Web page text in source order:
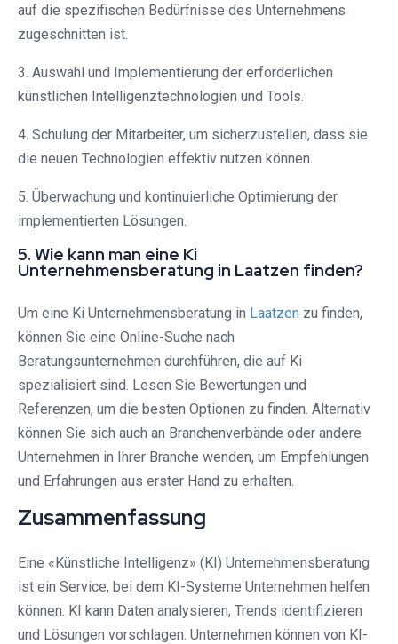
auf die spezifischen Bedürfnisse des Unternehmens
zugeschnitten ist.
3. Auswahl und Implementierung der erforderlichen
künstlichen Intelligenztechnologien und Tools.
4. Schulung der Mitarbeiter, um sicherzustellen, dass sie
die neuen Technologien effektiv nutzen können.
5. Überwachung und kontinuierliche Optimierung der
implementierten Lösungen.
5. Wie kann man eine Ki
Unternehmensberatung in Laatzen finden?
Um eine Ki Unternehmensberatung in Laatzen zu finden,
können Sie eine Online-Suche nach
Beratungsunternehmen durchführen, die auf Ki
spezialisiert sind. Lesen Sie Bewertungen und
Referenzen, um die besten Optionen zu finden. Alternativ
können Sie sich auch an Branchenverbände oder andere
Unternehmen in Ihrer Branche wenden, um Empfehlungen
und Erfahrungen aus erster Hand zu erhalten.
Zusammenfassung
Eine «Künstliche Intelligenz» (KI) Unternehmensberatung
ist ein Service, bei dem KI-Systeme Unternehmen helfen
können. KI kann Daten analysieren, Trends identifizieren
und Lösungen vorschlagen. Unternehmen können von KI-